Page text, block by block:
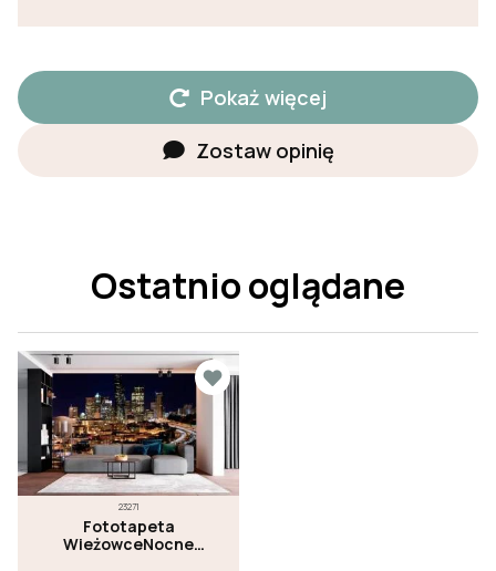
Pokaż więcej
Zostaw opinię
Ostatnio oglądane
23271
Fototapeta
WieżowceNocne